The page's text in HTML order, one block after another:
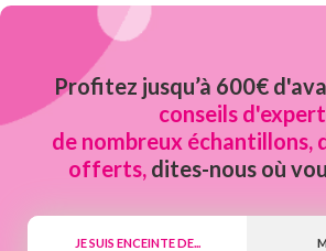
Profitez jusqu’à 600€
conseils
de nombreux échantillons,
offerts, dites-nous où
JE SUIS ENCEINTE DE...